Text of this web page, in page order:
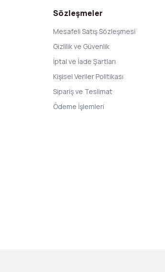
Sözleşmeler
Mesafeli Satış Sözleşmesi
Gizlilik ve Güvenlik
İptal ve İade Şartları
Kişisel Veriler Politikası
Sipariş ve Teslimat
Ödeme İşlemleri